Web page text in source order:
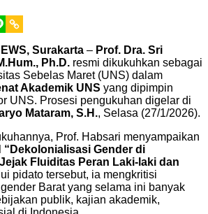
Surakarta – Prof. Dra. Sri
Ph.D. resmi dikukuhkan sebagai
Sebelas Maret (UNS) dalam
Akademik UNS yang dipimpin
UNS. Prosesi pengukuhan digelar di
Mataram, S.H., Selasa (27/1/2026).
Prof. Habsari menyampaikan
“Dekolonialisasi Gender di
Fluiditas Peran Laki-laki dan
pidato tersebut, ia mengkritisi
Barat yang selama ini banyak
publik, kajian akademik,